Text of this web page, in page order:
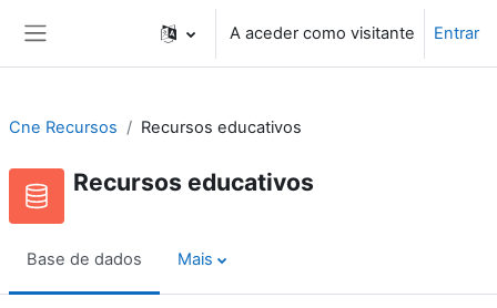
A aceder como visitante Entrar
Cne Recursos Recursos educativos
Recursos educativos
Base de dados Mais